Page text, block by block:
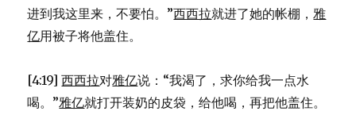
进到我这里来，不要怕。”西西拉就进了她的帐棚，雅
亿用被子将他盖住。
[4:19]西西拉对雅亿说：“我渴了，求你给我一点水
喝。”雅亿就打开装奶的皮袋，给他喝，再把他盖住。